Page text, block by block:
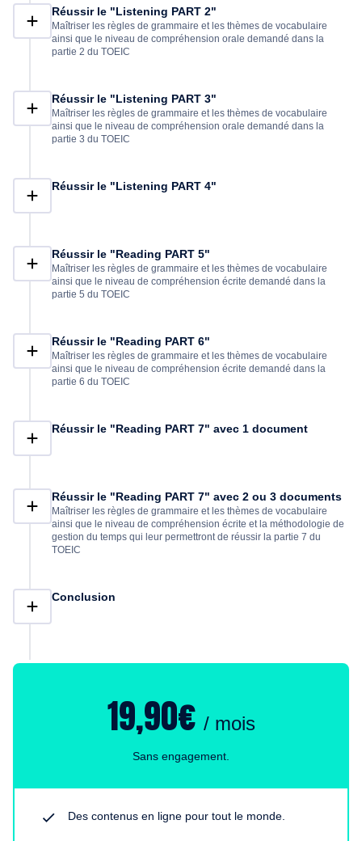
Réussir le "Listening PART 2"
Maîtriser les règles de grammaire et les thèmes de vocabulaire
ainsi que le niveau de compréhension orale demandé dans la
partie 2 du TOEIC
Réussir le "Listening PART 3"
Maîtriser les règles de grammaire et les thèmes de vocabulaire
ainsi que le niveau de compréhension orale demandé dans la
partie 3 du TOEIC
Réussir le "Listening PART 4"
Réussir le "Reading PART 5"
Maîtriser les règles de grammaire et les thèmes de vocabulaire
ainsi que le niveau de compréhension écrite demandé dans la
partie 5 du TOEIC
Réussir le "Reading PART 6"
Maîtriser les règles de grammaire et les thèmes de vocabulaire
ainsi que le niveau de compréhension écrite demandé dans la
partie 6 du TOEIC
Réussir le "Reading PART 7" avec 1 document
Réussir le "Reading PART 7" avec 2 ou 3 documents
Maîtriser les règles de grammaire et les thèmes de vocabulaire
ainsi que le niveau de compréhension écrite et la méthodologie de
gestion du temps qui leur permettront de réussir la partie 7 du
TOEIC
Conclusion
19,90€ / mois
Sans engagement.
Des contenus en ligne pour tout le monde.